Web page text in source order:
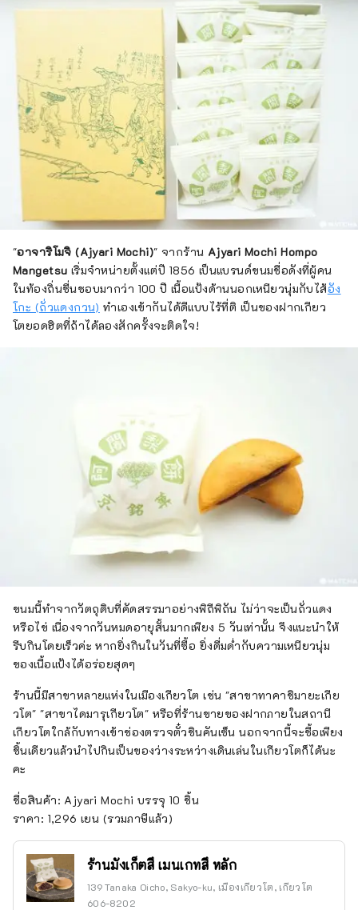
"อาจาริโมจิ (Ajyari Mochi)" จากร้าน Ajyari Mochi Hompo
Mangetsu เริ่มจำหน่ายตั้งแต่ปี 1856 เป็นแบรนด์ขนมชื่อดังที่ผู้คน
ในท้องถิ่นชื่นชอบมากว่า 100 ปี เนื้อแป้งด้านนอกเหนียวนุ่มกับไส้อัง
โกะ (ถั่วแดงกวน) ทำเองเข้ากันได้ดีแบบไร้ที่ติ เป็นของฝากเกียว
โตยอดฮิตที่ถ้าได้ลองสักครั้งจะติดใจ!
ขนมนี้ทำจากวัตถุดิบที่คัดสรรมาอย่างพิถีพิถัน ไม่ว่าจะเป็นถั่วแดง
หรือไข่ เนื่องจากวันหมดอายุสั้นมากเพียง 5 วันเท่านั้น จึงแนะนำให้
รีบกินโดยเร็วค่ะ หากยิ่งกินในวันที่ซื้อ ยิ่งดื่มด่ำกับความเหนียวนุ่ม
ของเนื้อแป้งได้อร่อยสุดๆ
ร้านนี้มีสาขาหลายแห่งในเมืองเกียวโต เช่น "สาขาทาคาชิมายะเกีย
วโต" "สาขาไดมารุเกียวโต" หรือที่ร้านขายของฝากภายในสถานี
เกียวโตใกล้กับทางเข้าช่องตรวจตั๋วชินคันเซ็น นอกจากนี้จะชื้อเพียง
ชิ้นเดียวแล้วนำไปกินเป็นของว่างระหว่างเดินเล่นในเกียวโตก็ได้นะ
คะ
ชื่อสินค้า: Ajyari Mochi บรรจุ 10 ชิ้น
ราคา: 1,296 เยน (รวมภาษีแล้ว)
ร้านมังเก็ตสึ เมนเกทสึ หลัก
139 Tanaka Oicho, Sakyo-ku, เมืองเกียวโต, เกียวโต
606-8202